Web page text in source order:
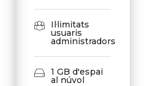
Il·limitats
usuaris
administradors
1 GB d'espai
al núvol